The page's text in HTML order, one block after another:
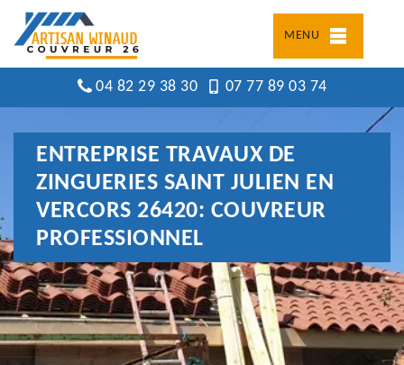
MENU
04 82 29 38 30 07 77 89 03 74
ENTREPRISE TRAVAUX DE
ZINGUERIES SAINT JULIEN EN
VERCORS 26420: COUVREUR
PROFESSIONNEL